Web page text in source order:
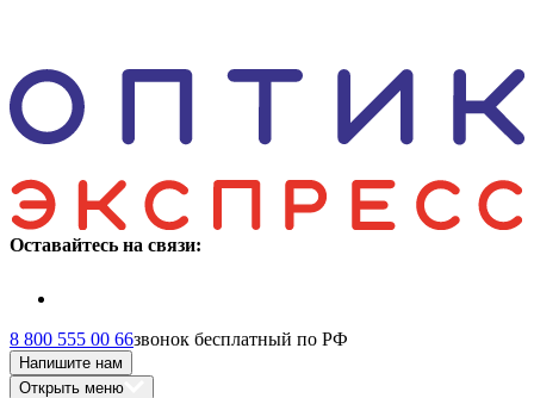
Оставайтесь на связи:
8 800 555 00 66звонок бесплатный по РФ
Напишите нам
Открыть меню